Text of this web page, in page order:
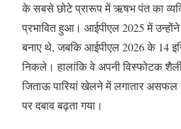
के सबसे छोटे प्रारूप में ऋषभ पंत का
प्रभावित हुआ। आईपीएल 2025 में
बनाए थे, जबकि आईपीएल 2026 के 14
निकले। हालांकि वे अपनी विस्फोटक
जिताऊ पारियां खेलने में लगातार
पर दबाव बढ़ता गया।